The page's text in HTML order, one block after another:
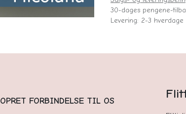
30-dages pengene-
Levering: 2-3 hverdage
OPRET FORBINDELSE TIL OS